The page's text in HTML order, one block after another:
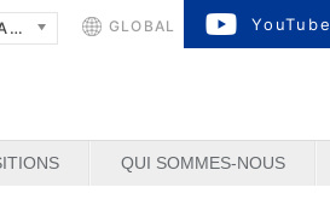
QUI SOMMES-NOUS
GLOBAL
FRANÇAIS YouTube